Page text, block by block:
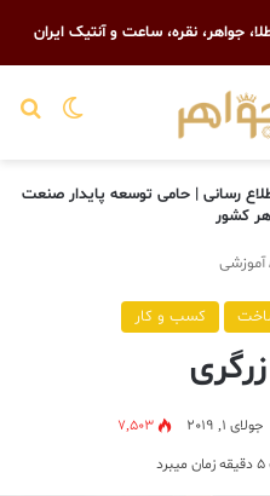
جواهر، نقره، ساعت و آنتیک ایران
تغییر
رسانی | حامی توسعه پایدار صنعت
کشور
آموزشی
کسب و کار
جولای 1, 2019
7,503